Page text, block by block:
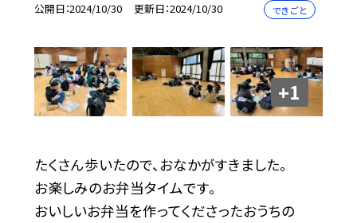
公開日 2024/10/30 更新日 2024/10/30 できごと
+1
たくさん歩いたので、おなかがすきました。
お楽しみのお弁当タイムです。
おいしいお弁当を作ってくださったおうちの